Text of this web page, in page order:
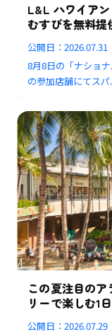
L&L ハワイア
むすびを無料提
公開日：2026.07.31
8月8日の「ナショ
の参加店舗にてスパ
この夏注目の
リーで楽しむ1日
公開日：2026.07.29